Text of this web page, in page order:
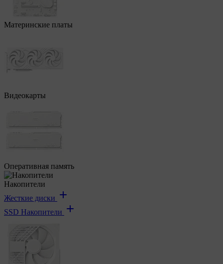
Материнские платы
Видеокарты
Оперативная память
Накопители
Жесткие диски
SSD Накопители